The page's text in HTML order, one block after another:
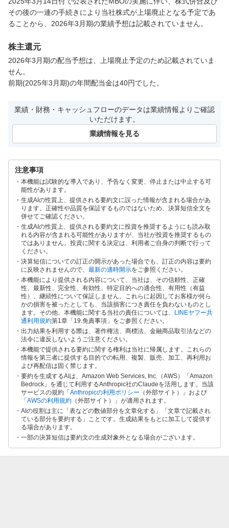
その後の一連の手続きにより当社株式が上場廃止となる予定であ
ることから、2026年3月期の業績予想は記載されていません。
株主還元
2026年3月期の配当予想は、上場廃止予定のため記載されていま
せん。
前期(2025年3月期)の年間配当金は40円でした。
業績・財務・キャッシュフローのデータは業績情報よりご確認
いただけます。
業績情報を見る
注意事項
本機能は試験的な導入であり、予告なく変更、停止または中止する可
能性があります。
生成AIの性質上、提供される要約文に誤った情報が含まれる場合があ
ります。正確性や品質を保証するものではないため、決算短信全文を
併せてご確認ください。
生成AIの性質上、提供される要約文に投資を推奨するようにも読み取
れる内容が含まれる可能性がありますが、当社が投資を推奨するもの
ではありません。投資に関する決定は、利用者ご自身の判断で行って
ください。
決算短信についての訂正の開示があった場合でも、訂正の内容は要約
に反映されませんので、 最新の適時開示をご参照ください。
本機能により提供される内容について、当社は、その信頼性、正確
性、最新性、完全性、有効性、特定目的への適合性、有用性（有益
性）、継続性について保証しません。これらに起因してお客様が何ら
かの損害を被ったとしても、当該損害につき責任を負わないものとし
ます。その他、本機能に関する当社の責任については、 LINEヤフー共
通利用規約第1章「19.免責事項」をご参照ください。
出力結果を利用する際は、著作権法、商標法、金融商品取引法などの
法令に違反しないようご注意ください。
本機能で提供される要約に関する権利は当社に帰属します。これらの
情報を第三者に提供する目的での転用、複製、販売、加工、再利用お
よび再配信は固く禁じます。
要約を生成するAIは、Amazon Web Services, Inc.（AWS）「Amazon
Bedrock」を通じて利用するAnthropic社のClaudeを活用します。当該
サービスの規約「Anthropicの利用ポリシー （外部サイト）」および
「AWSの利用規約 （外部サイト）」が適用されます。
AIの役割は主に「表などの数値部分を文章化する」「文章で記載され
ている部分を要約する」ことです。生成結果をもとに加工して提供す
る場合があります。
一部の決算短信は要約文の生成対象外となる場合がございます。